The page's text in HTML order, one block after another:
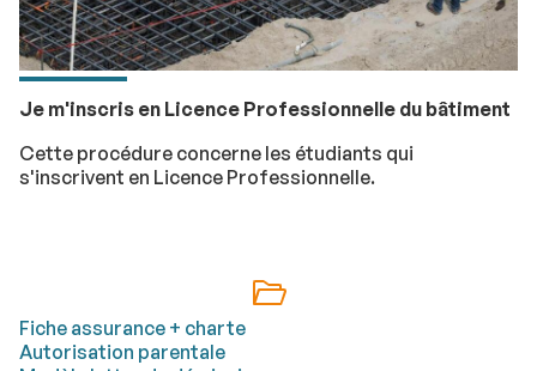
Je m'inscris en Licence Professionnelle du bâtiment
Cette procédure concerne les étudiants qui
s'inscrivent en Licence Professionnelle.
Fiche assurance + charte
Autorisation parentale